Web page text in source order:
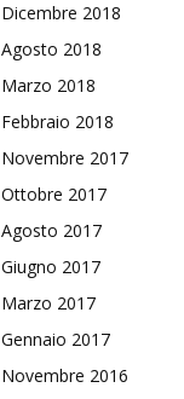
Dicembre 2018
Agosto 2018
Marzo 2018
Febbraio 2018
Novembre 2017
Ottobre 2017
Agosto 2017
Giugno 2017
Marzo 2017
Gennaio 2017
Novembre 2016